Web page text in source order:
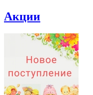
Акции